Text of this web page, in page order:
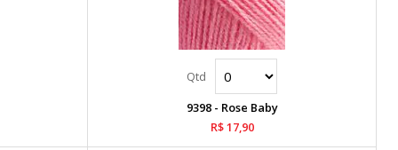
9398 - Rose Baby
R$ 17,90